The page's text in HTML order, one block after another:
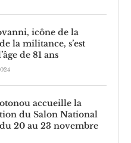
icône de la
la militance, s’est
de 81 ans
accueille la
du Salon National
20 au 23 novembre